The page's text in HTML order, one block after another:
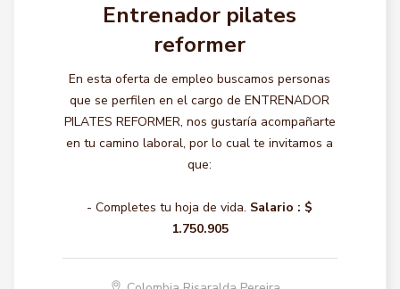
Entrenador pilates
reformer
En esta oferta de empleo buscamos personas
que se perfilen en el cargo de ENTRENADOR
PILATES REFORMER, nos gustaría acompañarte
en tu camino laboral, por lo cual te invitamos a
que:
- Completes tu hoja de vida. Salario : $
1.750.905